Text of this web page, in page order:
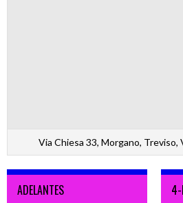
Via Chiesa 33, Morgano,
ADELANTES 4-